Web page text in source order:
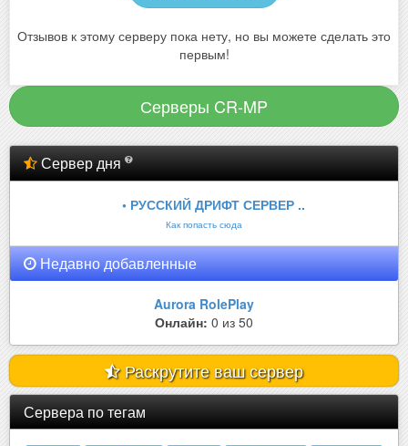
Отзывов к этому серверу пока нету, но вы можете сделать это
первым!
Серверы CR-MP
Сервер дня
• РУССКИЙ ДРИФТ СЕРВЕР ..
Как попасть сюда
Недавно добавленные
Aurora RolePlay
Онлайн: 0 из 50
Раскрутите ваш сервер
Сервера по тегам